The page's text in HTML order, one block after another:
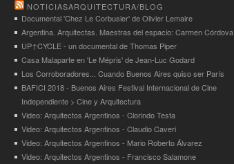
NOTICIASARQUITECTURA/BLOG
Documental 'Chez Le Corbusier' de Olivier Lemaire
Argentina. Arquitectas. Maestras del espacio: Carmen Córdova
UP↑CYCLE - un documental de Thomas Piper
Casa Malaparte en 'Le Mépris' de Jean-Luc Godard
Los Corroboradores... Cuando Buenos Aires quiso ser París
BAFICI 2018 - Buenos Aires Festival Internacional de Cine
Independiente > Cine y Arquitectura
Video: Arquitectos Argentinos - Clorindo Testa
Video: Arquitectos Argentinos - Claudio Caveri
Video: Arquitectos Argentinos - Mario Roberto Álvarez
Video: Arquitectos Argentinos - Francisco Salamone